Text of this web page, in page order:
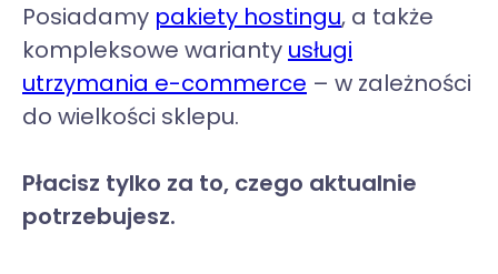
Posiadamy pakiety hostingu, a także
kompleksowe warianty usługi
utrzymania e-commerce – w zależności
do wielkości sklepu.
Płacisz tylko za to, czego aktualnie
potrzebujesz.